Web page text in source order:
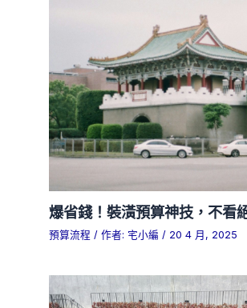
爆省錢！裝潢預算神技，不看
預算流程 / 作者: 宅小編 / 20 4 月, 2025